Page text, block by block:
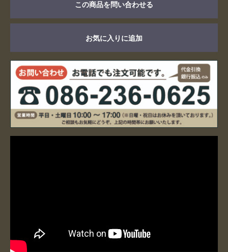
この商品を問い合わせる
お気に入りに追加